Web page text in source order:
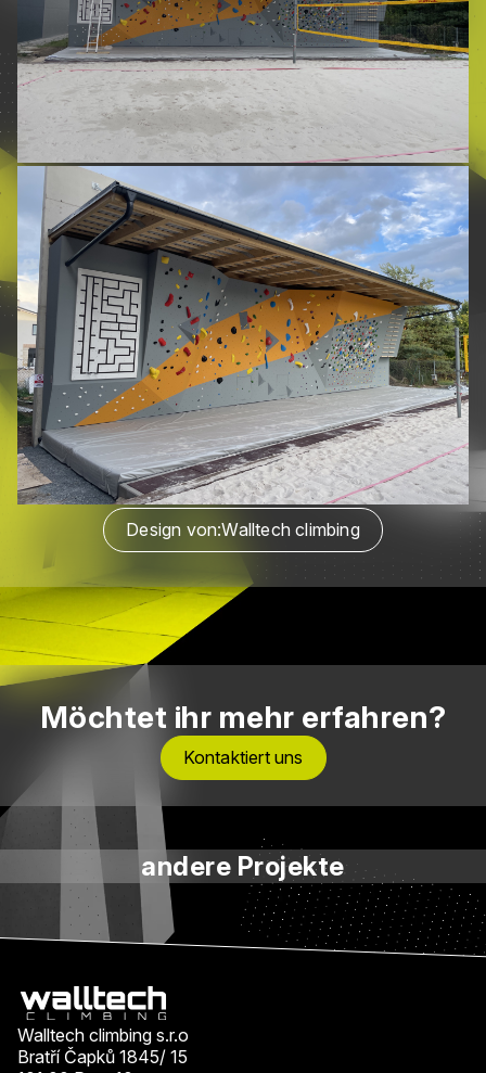
Design von:Walltech climbing
Möchtet ihr mehr erfahren?
Kontaktiert uns
andere Projekte
Walltech climbing s.r.o
Bratří Čapků 1845/ 15